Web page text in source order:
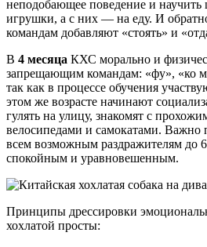
неподобающее поведение и научить
игрушки, а с них — на еду. И
командам добавляют «стоять» и
В 4 месяца КХС морально и
запрещающим командам: «фу», «ко
так как в процессе обучения
этом же возрасте начинают
гулять на улицу, знакомят с
велосипедами и самокатами. Важно
всем возможным раздражителям до
спокойным и уравновешенным.
Принципы дрессировки
хохлатой просты: